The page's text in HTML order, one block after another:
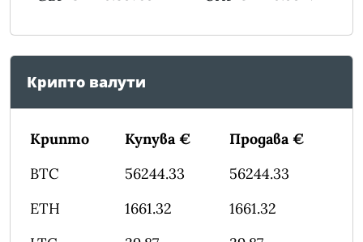
Крипто валути
Крипто Купува €
Продава €
BTC
56244.33
56244.33
ETH
1661.32
1661.32